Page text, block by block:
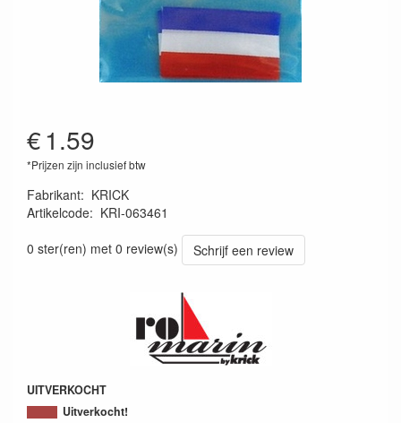
€1.59
*Prijzen zijn inclusief btw
Fabrikant: KRICK
Artikelcode: KRI-063461
0 ster(ren) met 0 review(s)
Schrijf een review
UITVERKOCHT
Uitverkocht!